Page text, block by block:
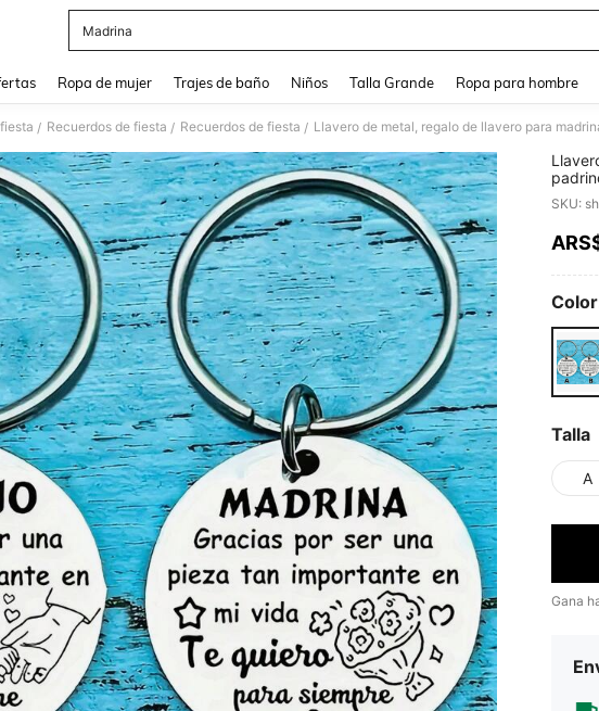
Madrina
Ropa de mujer Trajes de baño Niños Talla Grande Ropa para hombre
/ Recuerdos de fiesta / Recuerdos de fiesta /
SKU:
Talla
A
Gana